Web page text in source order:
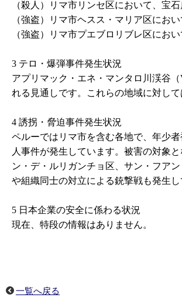
（殺人）リマ市リンセ区において、宝
（強盗）リマ市ヘスス・マリア区にお
（強盗）リマ市プエブロリブレ区にお
3 テロ・爆弾事件発生状況
アプリマック・エネ・マンタロ川渓谷
れる見通しです。これらの地域に対し
4 誘拐・脅迫事件発生状況
ペルーではリマ市を含む各地で、年少
人事件が発生しています。被害の対象
ン・デ・ルリガンチョ区、サン・フア
や組織同士の対立による銃撃戦も発生
5 日本企業の安全に係わる状況
現在、特段の情報はありません。
一覧へ戻る